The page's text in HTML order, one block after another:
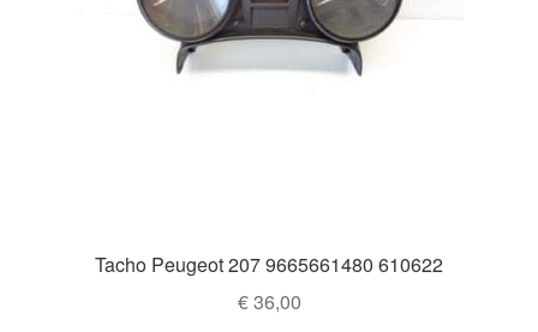
Tacho Peugeot 207 9665661480 610622
€36,00